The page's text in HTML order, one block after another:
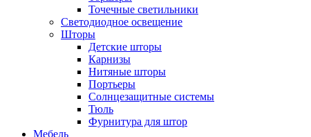
Точечные светильники
Светодиодное освещение
Шторы
Детские шторы
Карнизы
Нитяные шторы
Портьеры
Солнцезащитные системы
Тюль
Фурнитура для штор
Мебель